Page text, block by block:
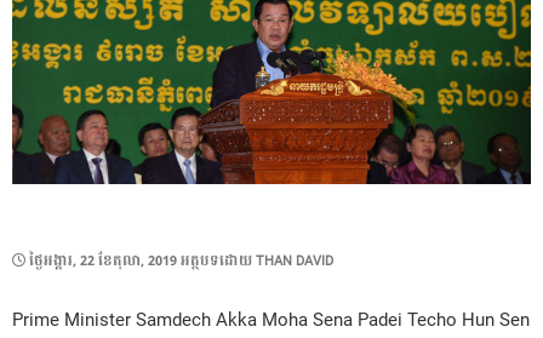
POSTED
ថ្ងៃ​អង្គារ, 22 ខែ​តុលា, 2019អត្ថបទដោយTHAN DAVID
Prime Minister Samdech Akka Moha Sena Padei Techo Hun Sen